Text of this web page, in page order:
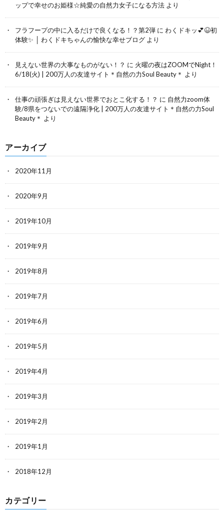
ップで幸せのお姫様☆純愛の自然力女子になる方法 より
フラフープの中に入るだけで良くなる！？第2弾 に わくドキッ💕😆初
体験✨ │ わくドキちゃんの愉快な幸せブログ より
見えない世界の大事なものがない！？ に 火曜の夜はZOOMでNight！
6/18(火) | 200万人の友達サイト＊自然の力Soul Beauty＊ より
仕事の頑張ぎは見えない世界でおとこ化する！？ に 自然力zoom体
験/8県をつないでの遠隔浄化 | 200万人の友達サイト＊自然の力Soul
Beauty＊ より
アーカイブ
2020年11月
2020年9月
2019年10月
2019年9月
2019年8月
2019年7月
2019年6月
2019年5月
2019年4月
2019年3月
2019年2月
2019年1月
2018年12月
カテゴリー